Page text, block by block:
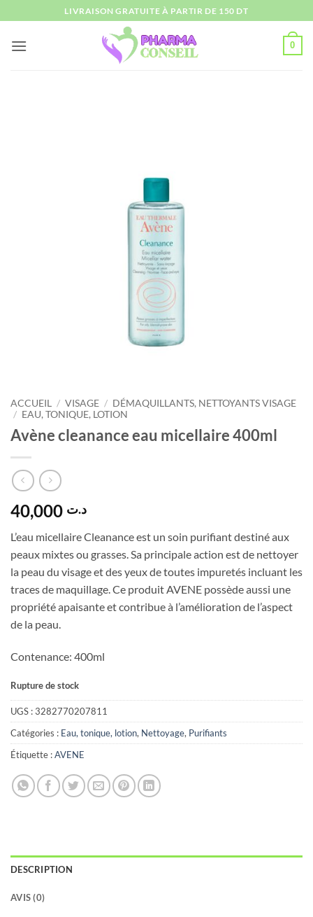
au
contenu
LIVRAISON GRATUITE À PARTIR DE 150 DT
0
ACCUEIL / VISAGE / DÉMAQUILLANTS, NETTOYANTS VISAGE
/ EAU, TONIQUE, LOTION
Avène cleanance eau micellaire 400ml
د.ت
L’eau micellaire Cleanance est un soin purifiant destiné aux
peaux mixtes ou grasses. Sa principale action est de nettoyer
la peau du visage et des yeux de toutes impuretés incluant les
traces de maquillage. Ce produit AVENE possède aussi une
propriété apaisante et contribue à l’amélioration de l’aspect
de la peau.
Contenance: 400ml
Rupture de stock
UGS :3282770207811
Catégories : Eau, tonique, lotion, Nettoyage, Purifiants
Étiquette :AVENE
DESCRIPTION
AVIS (0)